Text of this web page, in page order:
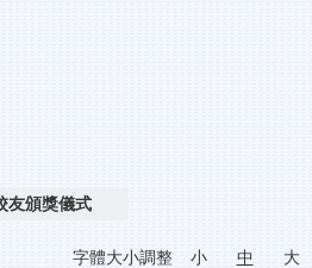
友頒獎儀式
字體大小調整 小 中 大